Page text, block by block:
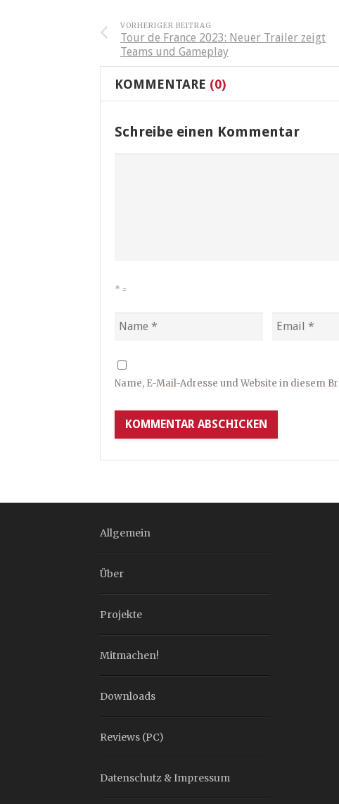
VORHERIGER BEITRAG
Tour de France 2023: Neuer Trailer zeigt
Teams und Gameplay
KOMMENTARE (0)
Schreibe einen Kommentar
* =
Name, E-Mail-Adresse und Website in diesem
Allgemein
Über
Projekte
Mitmachen!
Downloads
Reviews (PC)
Datenschutz & Impressum